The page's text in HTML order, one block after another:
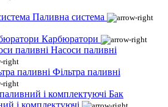
Паливна система
Карбюратори
Насоси паливні
Фільтра паливні
Бак
і комплектуючі